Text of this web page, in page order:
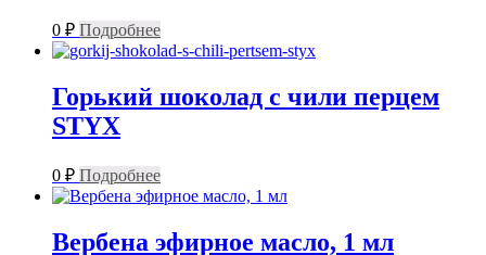
0 ₽ Подробнее
Горький шоколад с чили перцем
STYX
0 ₽ Подробнее
Вербена эфирное масло, 1 мл